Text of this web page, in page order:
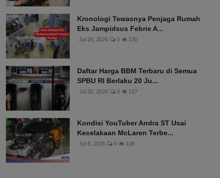
Kronologi Tewasnya Penjaga Rumah
Eks Jampidsus Febrie A...
Jul 26, 2026 0 130
Daftar Harga BBM Terbaru di Semua
SPBU RI Berlaku 20 Ju...
Jul 20, 2026 0 127
Kondisi YouTuber Andra ST Usai
Kecelakaan McLaren Terbe...
Jul 8, 2026 0 108